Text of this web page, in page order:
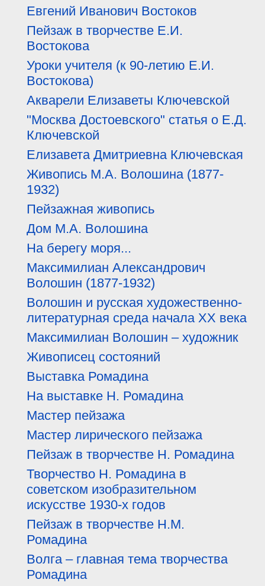
Евгений Иванович Востоков
Пейзаж в творчестве Е.И.
Востокова
Уроки учителя (к 90-летию Е.И.
Востокова)
Акварели Елизаветы Ключевской
"Москва Достоевского" статья о Е.Д.
Ключевской
Елизавета Дмитриевна Ключевская
Живопись М.А. Волошина (1877-
1932)
Пейзажная живопись
Дом М.А. Волошина
На берегу моря...
Максимилиан Александрович
Волошин (1877-1932)
Волошин и русская художественно-
литературная среда начала XX века
Максимилиан Волошин – художник
Живописец состояний
Выставка Ромадина
На выставке Н. Ромадина
Мастер пейзажа
Мастер лирического пейзажа
Пейзаж в творчестве Н. Ромадина
Творчество Н. Ромадина в
советском изобразительном
искусстве 1930-х годов
Пейзаж в творчестве Н.М.
Ромадина
Волга – главная тема творчества
Ромадина